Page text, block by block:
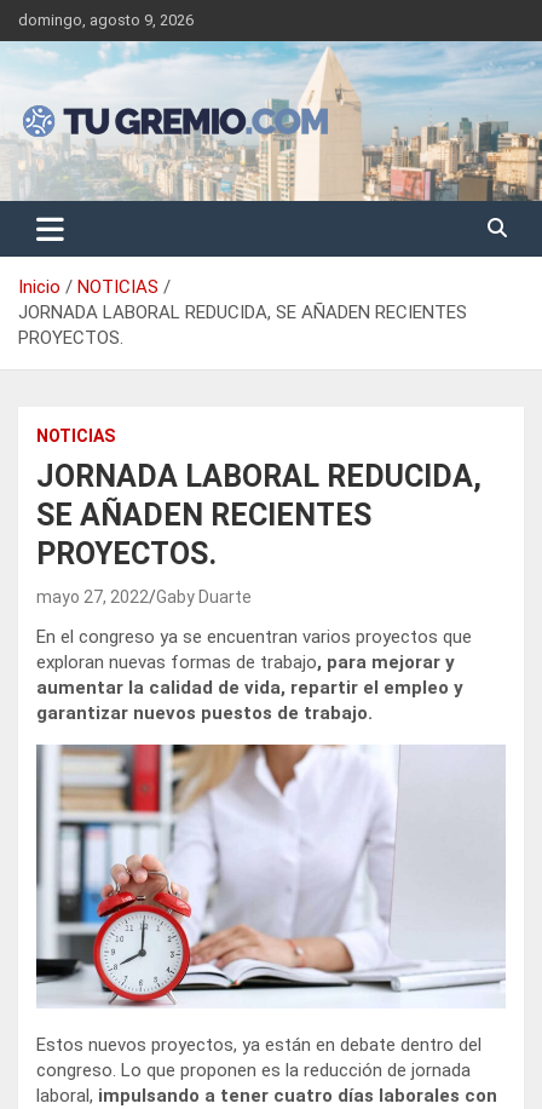
Saltar
al
contenido
domingo, agosto 9, 2026
Tu Gremio
Sitio de noticias gremiales – laborales
Inicio
NOTICIAS
JORNADA LABORAL REDUCIDA, SE AÑADEN RECIENTES
PROYECTOS.
NOTICIAS
JORNADA LABORAL REDUCIDA,
SE AÑADEN RECIENTES
PROYECTOS.
mayo 27, 2022 Gaby Duarte
En el congreso ya se encuentran varios proyectos que
exploran nuevas formas de trabajo, para mejorar y
aumentar la calidad de vida, repartir el empleo y
garantizar nuevos puestos de trabajo.
Estos nuevos proyectos, ya están en debate dentro del
congreso. Lo que proponen es la reducción de jornada
laboral, impulsando a tener cuatro días laborales con